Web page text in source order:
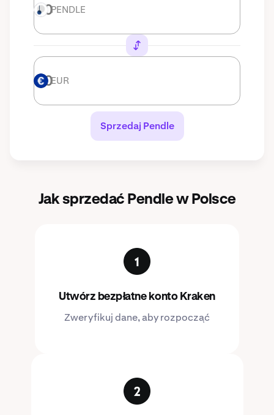
PENDLE PENDLE
EUR EUR
Sprzedaj Pendle
Jak sprzedać Pendle w Polsce
Utwórz bezpłatne konto Kraken
Zweryfikuj dane, aby rozpocząć